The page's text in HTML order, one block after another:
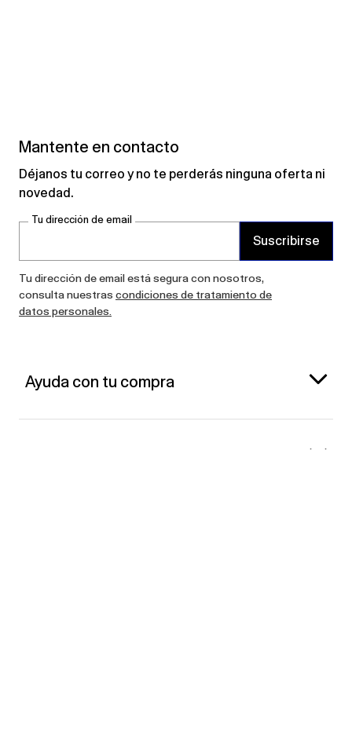
Mantente en contacto
Déjanos tu correo y no te perderás ninguna oferta ni
novedad.
Tu dirección de email
Suscribirse
Tu dirección de email está segura con nosotros,
consulta nuestras condiciones de tratamiento de
datos personales.
Ayuda con tu compra